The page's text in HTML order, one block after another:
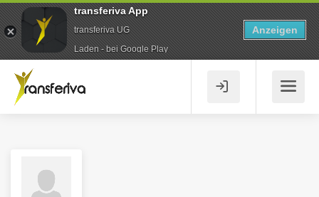
transferiva App
transferiva UG
Laden - bei Google Play
Anzeigen